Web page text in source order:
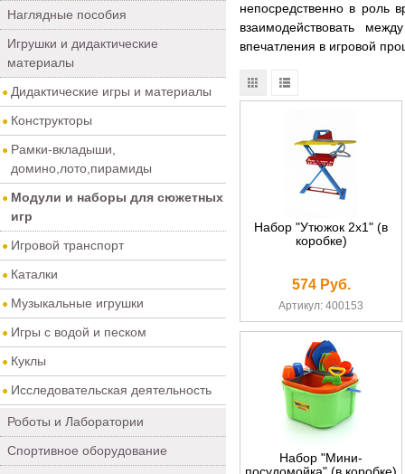
Наглядные пособия
Игрушки и дидактические
материалы
Дидактические игры и материалы
Конструкторы
Рамки-вкладыши,
домино,лото,пирамиды
Модули и наборы для сюжетных
игр
Игровой транспорт
Каталки
Музыкальные игрушки
Игры с водой и песком
Куклы
Исследовательская деятельность
Роботы и Лаборатории
Спортивное оборудование
непосредственно в роль
взаимодействовать
впечатления в игровой
Набор "Утюжок 2х1" (в
коробке)
574 Руб.
Артикул: 400153
Набор "Мини-